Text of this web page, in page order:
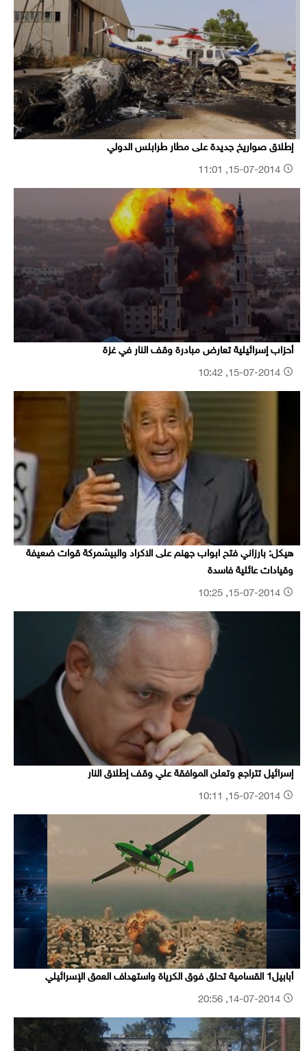
إطلاق صواريخ جديدة على مطار طرابلس الدولي
أحزاب إسرائيلية تعارض مبادرة وقف النار في غزة
هيكل: بارزاني فتح ابواب جهنم على الاكراد والبيشمركة قوات ضعيفة
وقيادات عائلية فاسدة
إسرائيل تتراجع وتعلن الموافقة علي وقف إطلاق النار
أبابيل1 القسامية تحلق فوق الكرياة واستهداف العمق الإسرائيلي